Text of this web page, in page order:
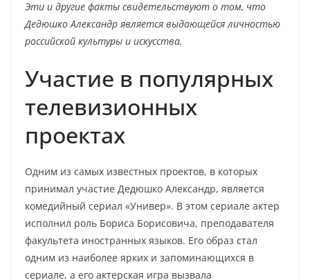
Эти и другие факты свидетельствуют о том, что
Дедюшко Александр является выдающейся личностью
российской культуры и искусства.
Участие в популярных
телевизионных
проектах
Одним из самых известных проектов, в которых
принимал участие Дедюшко Александр, является
комедийный сериал «Универ». В этом сериале актер
исполнил роль Бориса Борисовича, преподавателя
факультета иностранных языков. Его образ стал
одним из наиболее ярких и запоминающихся в
сериале, а его актерская игра вызвала